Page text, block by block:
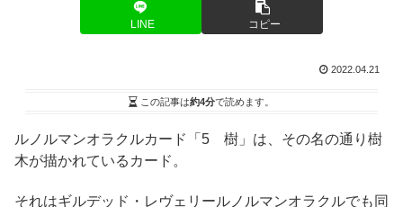
LINE コピー
2022.04.21
この記事は約4分で読めます。
ルノルマンオラクルカード「5 樹」は、その名の通り樹
木が描かれているカード。
それはギルデッド・レヴェリールノルマンオラクルでも同